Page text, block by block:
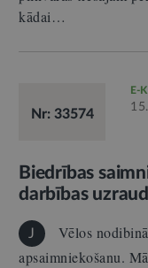
kādai…
Nr: 33574
E-
Biedrības
darbības
J
Vēlos
apsaimniekošanu.